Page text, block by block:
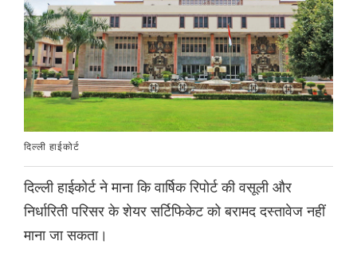
दिल्ली हाईकोर्ट
दिल्ली हाईकोर्ट ने माना कि वार्षिक रिपोर्ट की वसूली और
निर्धारिती परिसर के शेयर सर्टिफिकेट को बरामद दस्तावेज नहीं
माना जा सकता।